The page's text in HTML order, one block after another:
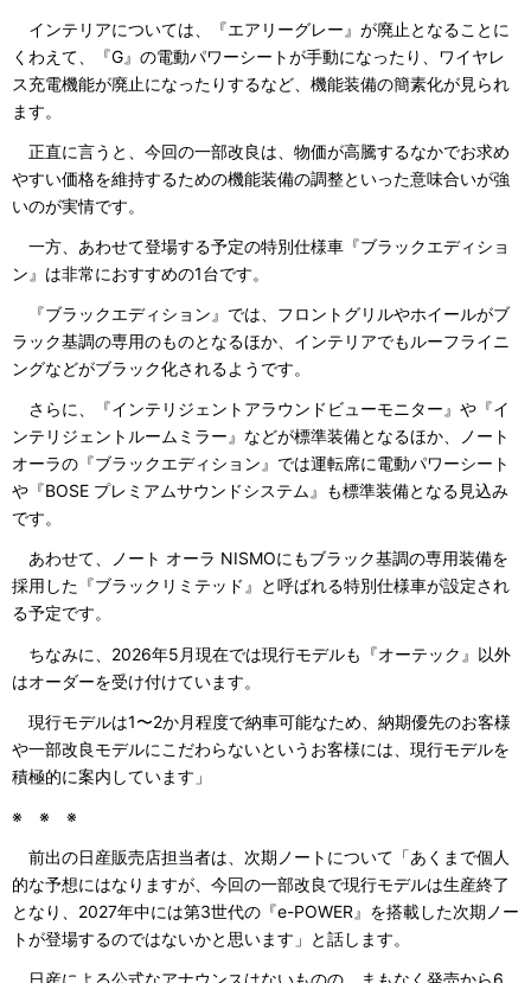
インテリアについては、『エアリーグレー』が廃止となることに
くわえて、『G』の電動パワーシートが手動になったり、ワイヤレ
ス充電機能が廃止になったりするなど、機能装備の簡素化が見られ
ます。
正直に言うと、今回の一部改良は、物価が高騰するなかでお求め
やすい価格を維持するための機能装備の調整といった意味合いが強
いのが実情です。
一方、あわせて登場する予定の特別仕様車『ブラックエディショ
ン』は非常におすすめの1台です。
『ブラックエディション』では、フロントグリルやホイールがブ
ラック基調の専用のものとなるほか、インテリアでもルーフライニ
ングなどがブラック化されるようです。
さらに、『インテリジェントアラウンドビューモニター』や『イ
ンテリジェントルームミラー』などが標準装備となるほか、ノート
オーラの『ブラックエディション』では運転席に電動パワーシート
や『BOSE プレミアムサウンドシステム』も標準装備となる見込み
です。
あわせて、ノート オーラ NISMOにもブラック基調の専用装備を
採用した『ブラックリミテッド』と呼ばれる特別仕様車が設定され
る予定です。
ちなみに、2026年5月現在では現行モデルも『オーテック』以外
はオーダーを受け付けています。
現行モデルは1〜2か月程度で納車可能なため、納期優先のお客様
や一部改良モデルにこだわらないというお客様には、現行モデルを
積極的に案内しています」
※ ※ ※
前出の日産販売店担当者は、次期ノートについて「あくまで個人
的な予想にはなりますが、今回の一部改良で現行モデルは生産終了
となり、2027年中には第3世代の『e-POWER』を搭載した次期ノー
トが登場するのではないかと思います」と話します。